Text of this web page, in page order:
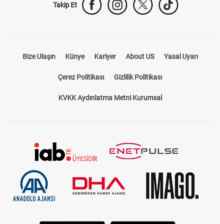
Takip Et
Bize Ulaşın Künye Kariyer About US Yasal Uyarı
Çerez Politikası Gizlilik Politikası
KVKK Aydınlatma Metni Kurumsal